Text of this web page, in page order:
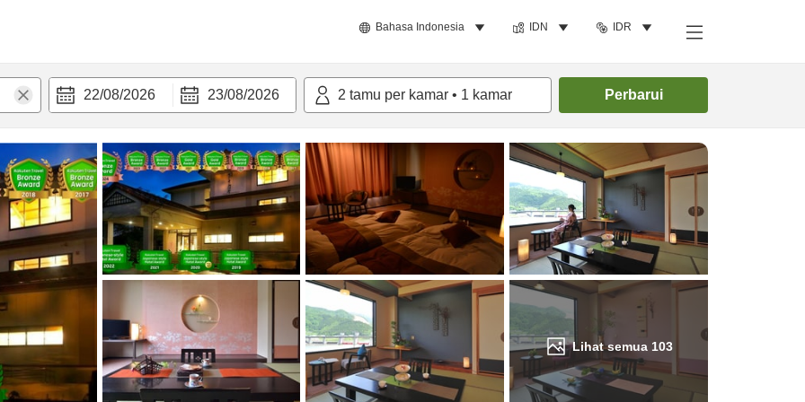
Bahasa Indonesia IDN IDR
22/08/2026 23/08/2026 2 tamu per kamar • 1 kamar Perbarui
Lihat semua 103
Cari kamar